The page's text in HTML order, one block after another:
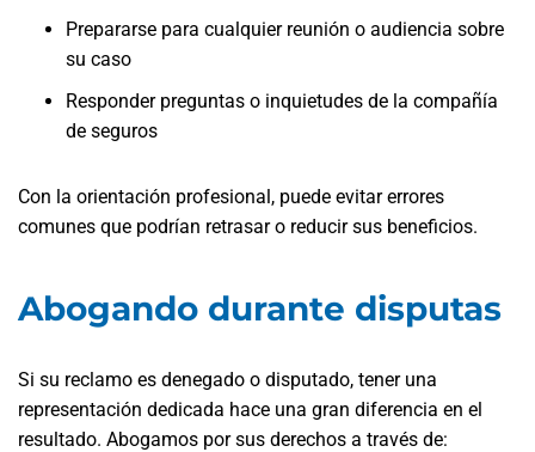
Prepararse para cualquier reunión o audiencia sobre
su caso
Responder preguntas o inquietudes de la compañía
de seguros
Con la orientación profesional, puede evitar errores
comunes que podrían retrasar o reducir sus beneficios.
Abogando durante disputas
Si su reclamo es denegado o disputado, tener una
representación dedicada hace una gran diferencia en el
resultado. Abogamos por sus derechos a través de: